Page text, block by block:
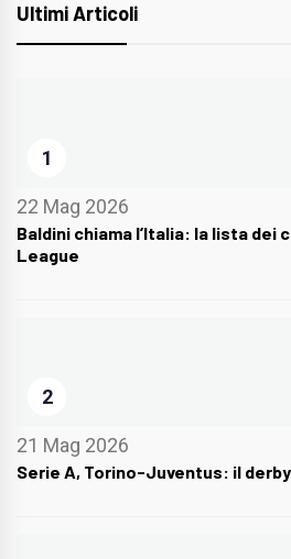
Ultimi Articoli
1
22 Mag 2026
Baldini chiama l’Italia: la lista dei
League
2
21 Mag 2026
Serie A, Torino-Juventus: il